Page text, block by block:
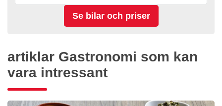
artiklar Gastronomi som kan
vara intressant